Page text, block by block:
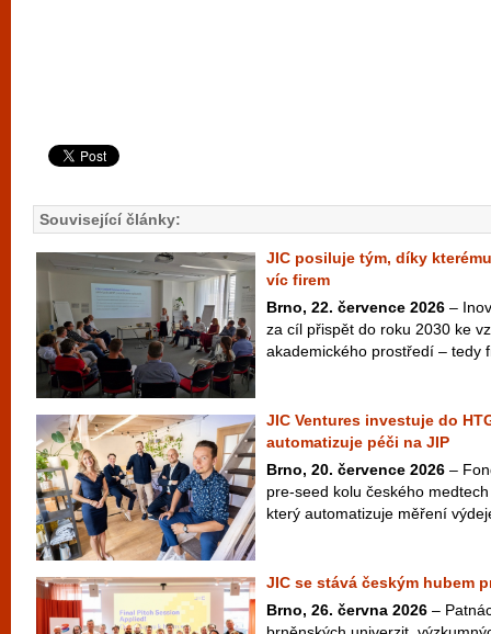
Související články:
JIC posiluje tým, díky
víc firem
Brno, 22. července 2026 –
za cíl přispět do roku 2030 ke
akademického prostředí – tedy
JIC Ventures investuje do
automatizuje péči na JIP
Brno, 20. července 2026 –
pre-seed kolu českého
který automatizuje měření
JIC se stává českým hubem
Brno, 26. června 2026 –